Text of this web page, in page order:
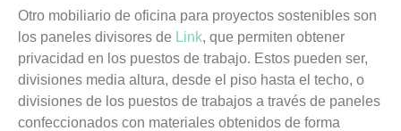
Otro mobiliario de oficina para proyectos sostenibles son
los paneles divisores de Link, que permiten obtener
privacidad en los puestos de trabajo. Estos pueden ser,
divisiones media altura, desde el piso hasta el techo, o
divisiones de los puestos de trabajos a través de paneles
confeccionados con materiales obtenidos de forma